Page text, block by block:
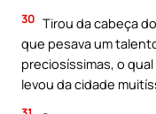
30 Tirou da cabeça
que pesava um
preciosíssimas, o
levou da cidade